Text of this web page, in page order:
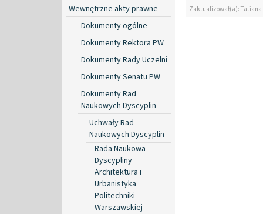
Wewnętrzne akty prawne
Dokumenty ogólne
Dokumenty Rektora PW
Dokumenty Rady Uczelni
Dokumenty Senatu PW
Dokumenty Rad
Naukowych Dyscyplin
Uchwały Rad
Naukowych Dyscyplin
Rada Naukowa
Dyscypliny
Architektura i
Urbanistyka
Politechniki
Warszawskiej
Zaktualizował(a):